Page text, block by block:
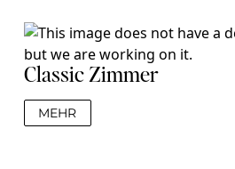
Classic Zimmer
MEHR